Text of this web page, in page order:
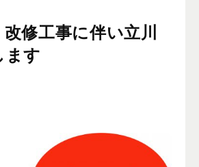
会社概要
ニュース
修工事に伴い立川
ます